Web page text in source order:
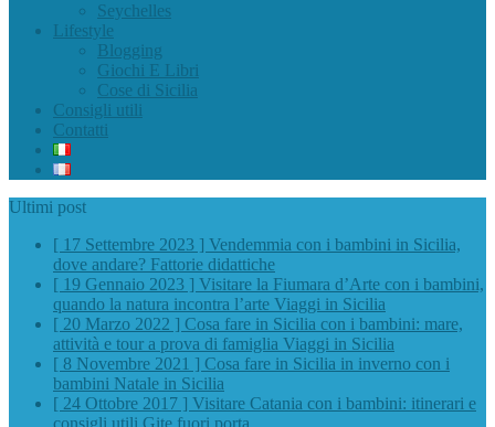
Seychelles
Lifestyle
Blogging
Giochi E Libri
Cose di Sicilia
Consigli utili
Contatti
Ultimi post
[ 17 Settembre 2023 ] Vendemmia con i bambini in Sicilia,
dove andare? Fattorie didattiche
[ 19 Gennaio 2023 ] Visitare la Fiumara d’Arte con i bambini,
quando la natura incontra l’arte Viaggi in Sicilia
[ 20 Marzo 2022 ] Cosa fare in Sicilia con i bambini: mare,
attività e tour a prova di famiglia Viaggi in Sicilia
[ 8 Novembre 2021 ] Cosa fare in Sicilia in inverno con i
bambini Natale in Sicilia
[ 24 Ottobre 2017 ] Visitare Catania con i bambini: itinerari e
consigli utili Gite fuori porta